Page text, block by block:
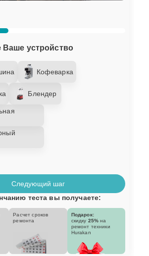
Ваше устройство
Кофеварка
Блендер
Следующий шаг
теста вы получаете:
Расчет сроков
ремонта
Подарок:
скидку 25% на
ремонт техники
Hurakan